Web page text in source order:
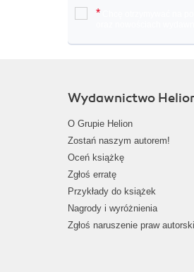
*
Wydawnictwo
O Grupie Helion
Zostań naszym autorem!
Oceń książkę
Zgłoś erratę
Przykłady do książek
Nagrody i wyróżnienia
Zgłoś naruszenie praw